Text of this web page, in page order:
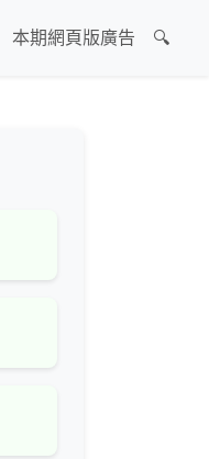
本期網頁版廣告 🔍